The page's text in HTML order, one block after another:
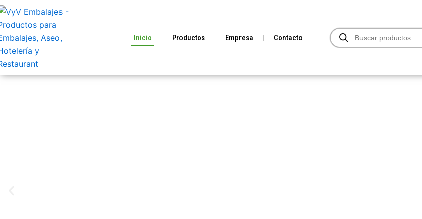
Ir
al
contenido
Inicio Productos Empresa Contacto
Búsqueda
de
productos